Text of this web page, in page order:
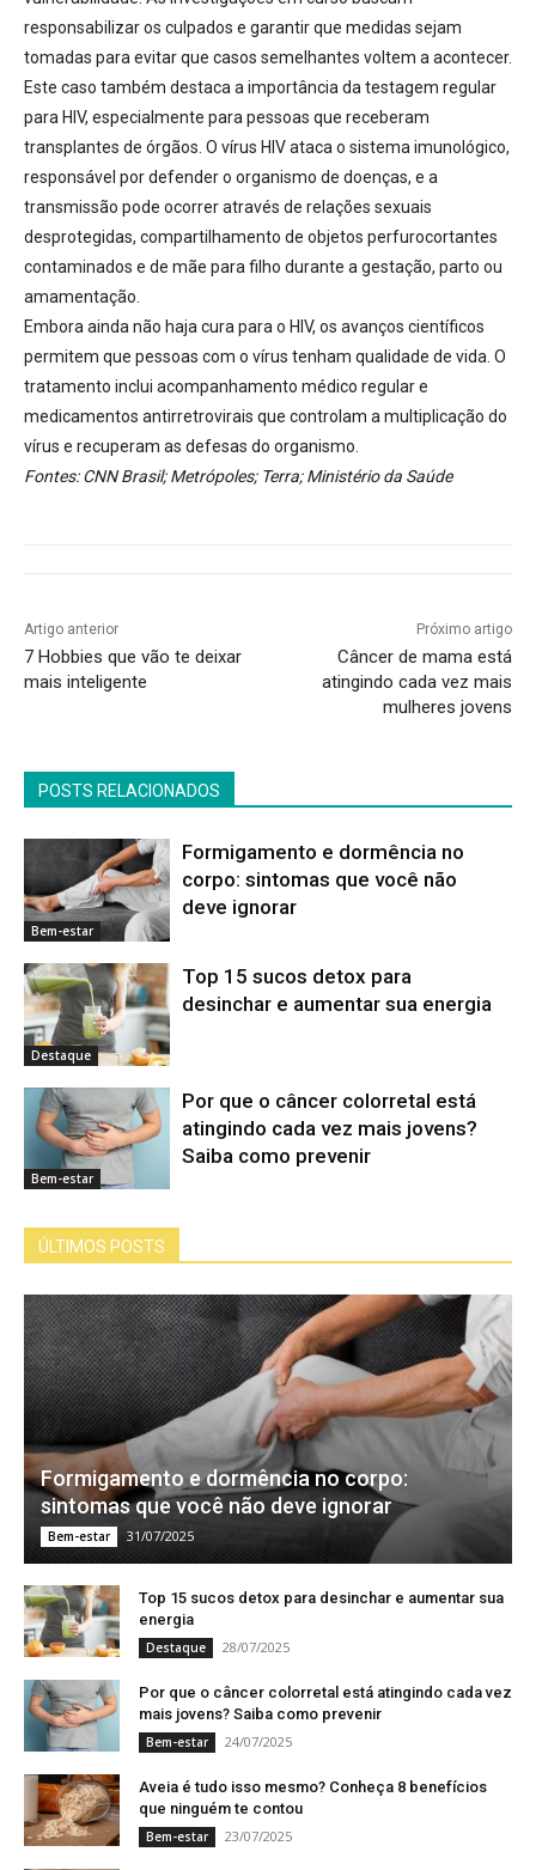
responsabilizar os culpados e garantir que medidas sejam
tomadas para evitar que casos semelhantes voltem a acontecer.
Este caso também destaca a importância da testagem regular
para HIV, especialmente para pessoas que receberam
transplantes de órgãos. O vírus HIV ataca o sistema imunológico,
responsável por defender o organismo de doenças, e a
transmissão pode ocorrer através de relações sexuais
desprotegidas, compartilhamento de objetos perfurocortantes
contaminados e de mãe para filho durante a gestação, parto ou
amamentação.
Embora ainda não haja cura para o HIV, os avanços científicos
permitem que pessoas com o vírus tenham qualidade de vida. O
tratamento inclui acompanhamento médico regular e
medicamentos antirretrovirais que controlam a multiplicação do
vírus e recuperam as defesas do organismo.
Fontes: CNN Brasil; Metrópoles; Terra; Ministério da Saúde
Artigo anterior
7 Hobbies que vão te deixar
mais inteligente
Próximo artigo
Câncer de mama está
atingindo cada vez mais
mulheres jovens
POSTS RELACIONADOS
Bem-estar
Formigamento e dormência no
corpo: sintomas que você não
deve ignorar
Destaque
Top 15 sucos detox para
desinchar e aumentar sua energia
Bem-estar
Por que o câncer colorretal está
atingindo cada vez mais jovens?
Saiba como prevenir
ÚLTIMOS POSTS
Formigamento e dormência no corpo:
sintomas que você não deve ignorar
Bem-estar 31/07/2025
Top 15 sucos detox para desinchar e aumentar sua
energia
Destaque 28/07/2025
Por que o câncer colorretal está atingindo cada vez
mais jovens? Saiba como prevenir
Bem-estar 24/07/2025
Aveia é tudo isso mesmo? Conheça 8 benefícios
que ninguém te contou
Bem-estar 23/07/2025